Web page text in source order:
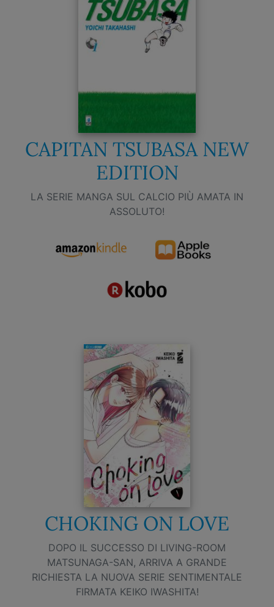
CAPITAN TSUBASA NEW
EDITION
LA SERIE MANGA SUL CALCIO PIÙ AMATA IN
ASSOLUTO!
CHOKING ON LOVE
DOPO IL SUCCESSO DI LIVING-ROOM
MATSUNAGA-SAN, ARRIVA A GRANDE
RICHIESTA LA NUOVA SERIE SENTIMENTALE
FIRMATA KEIKO IWASHITA!